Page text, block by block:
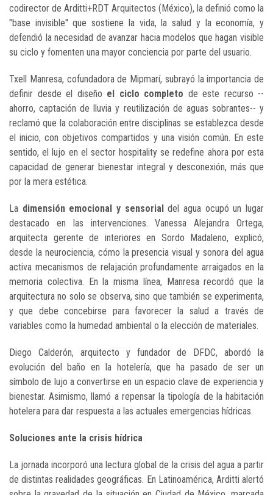
codirector de Arditti+RDT Arquitectos (México), la definió como la
"base invisible" que sostiene la vida, la salud y la economía, y
defendió la necesidad de avanzar hacia modelos que hagan visible
su ciclo y fomenten una mayor conciencia por parte del usuario.
Txell Manresa, cofundadora de Mipmarí, subrayó la importancia de
definir desde el diseño el ciclo completo de este recurso --
ahorro, captación de lluvia y reutilización de aguas sobrantes-- y
reclamó que la colaboración entre disciplinas se establezca desde
el inicio, con objetivos compartidos y una visión común. En este
sentido, el lujo en el sector hospitality se redefine ahora por esta
capacidad de generar bienestar integral y desconexión, más que
por la mera estética.
La dimensión emocional y sensorialdel agua ocupó un lugar
destacado en las intervenciones. Vanessa Alejandra Ortega,
arquitecta gerente de interiores en Sordo Madaleno, explicó,
desde la neurociencia, cómo la presencia visual y sonora del agua
activa mecanismos de relajación profundamente arraigados en la
memoria colectiva. En la misma línea, Manresa recordó que la
arquitectura no solo se observa, sino que también se experimenta,
y que debe concebirse para favorecer la salud a través de
variables como la humedad ambiental o la elección de materiales.
Diego Calderón, arquitecto y fundador de DFDC, abordó la
evolución del baño en la hotelería, que ha pasado de ser un
símbolo de lujo a convertirse en un espacio clave de experiencia y
bienestar. Asimismo, llamó a repensar la tipología de la habitación
hotelera para dar respuesta a las actuales emergencias hídricas.
Soluciones ante la crisis hídrica
La jornada incorporó una lectura global de la crisis del agua a partir
de distintas realidades geográficas. En Latinoamérica, Arditti alertó